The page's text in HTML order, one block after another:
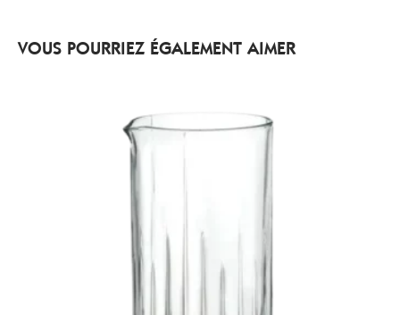
VOUS POURRIEZ ÉGALEMENT AIMER